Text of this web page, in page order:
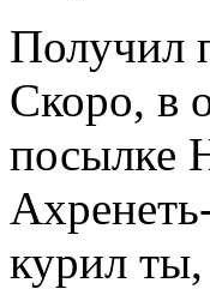
Получил
Скоро, в
посылке
курил